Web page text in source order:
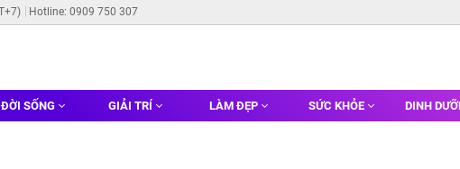
Hotline: 0909 750 307
ĐỜI SỐNG GIẢI TRÍ LÀM ĐẸP SỨC KHỎE DINH